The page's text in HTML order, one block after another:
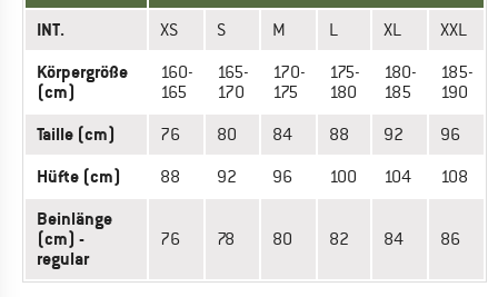
INT. XS S M L XL XXL
Körpergröße
(cm)
160-
165
165-
170
170-
175
175-
180
180-
185
185-
190
Taille (cm) 76 80 84 88 92 96
Hüfte (cm) 88 92 96 100 104 108
Beinlänge
(cm) -
regular
76 78 80 82 84 86